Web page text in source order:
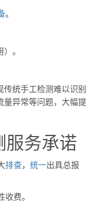
。
。
统手工检测难以识别
量异常等问题，大幅提
服务承诺
排查， 统一出具总报
费。